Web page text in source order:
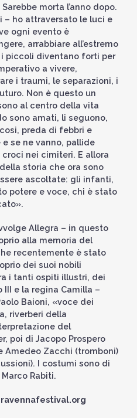
morta l’anno dopo.
– ho attraversato le luci e
ogni evento è
arrabbiare all’estremo
piccoli diventano forti per
a vivere,
i traumi, le separazioni, i
Non è questo un
al centro della vita
sono amati, li seguono,
preda di febbri e
se ne vanno, pallide
nei cimiteri. E allora
storia che ora sono
ascoltate: gli infanti,
potere e voce, chi è stato
Allegra – in questo
alla memoria del
recentemente è stato
dei suoi nobili
i tanti ospiti illustri, dei
III e la regina Camilla –
Baioni, «voce dei
riverberi della
del
poi di Jacopo Prospero
Amedeo Zacchi (tromboni)
I costumi sono di
Rabiti.